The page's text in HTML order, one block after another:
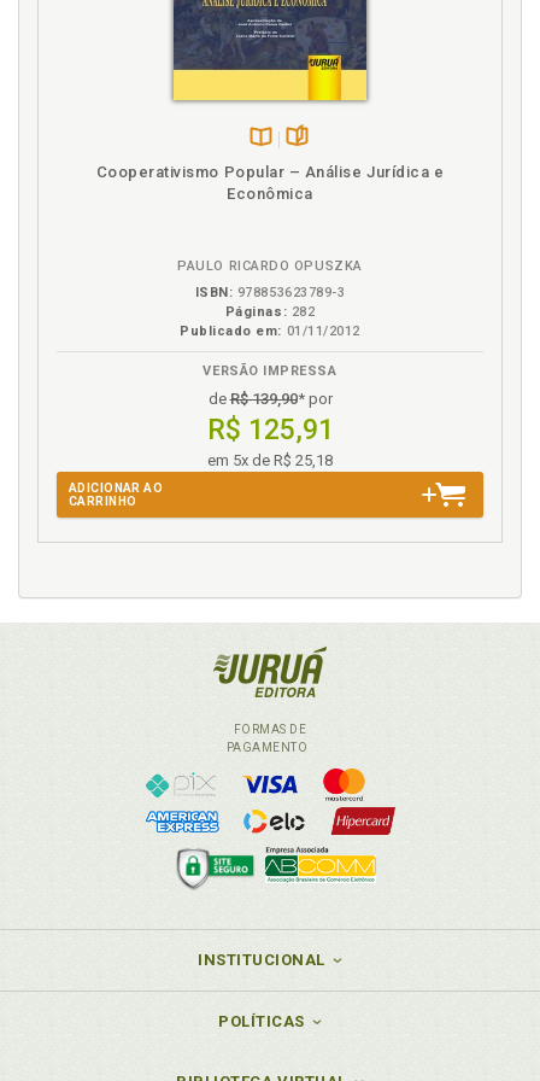
Técnica da ponderação, p. 96
fundamentais de personalidade, p. 81
Técnicas de procriação medicamente assistida, p. 55
intimidade da vida privada e familiar, p. 46
Disponível
na
páginas
Cooperativismo Popular – Análise Jurídica e
Econômica
PAULO RICARDO OPUSZKA
ISBN: 978853623789-3
Páginas: 282
Publicado em: 01/11/2012
VERSÃO IMPRESSA
deR$ 139,90* por
R$ 125,91
em 5x de R$ 25,18
ADICIONAR AO
CARRINHO
FORMAS DE
PAGAMENTO
INSTITUCIONAL
POLÍTICAS